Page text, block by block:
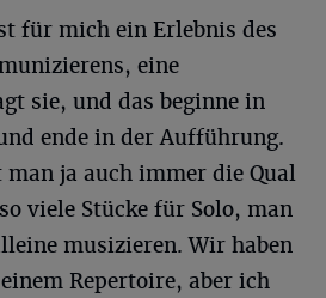
für mich ein Erlebnis des
eine
sie, und das beginne in
ende in der Aufführung.
ja auch immer die Qual
viele Stücke für Solo, man
musizieren. Wir haben
Repertoire, aber ich